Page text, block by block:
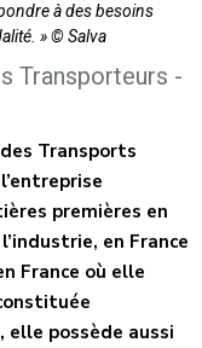
à des besoins
» © Salva
Transporteurs -
Transports
premières en
en France
France où elle
possède aussi